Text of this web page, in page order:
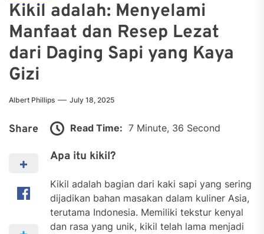
Kikil adalah: Menyelami
Manfaat dan Resep Lezat
dari Daging Sapi yang Kaya
Gizi
Albert Phillips July 18, 2025
Share Read Time: 7 Minute, 36 Second
Apa itu kikil?
Kikil adalah bagian dari kaki sapi yang sering
dijadikan bahan masakan dalam kuliner Asia,
terutama Indonesia. Memiliki tekstur kenyal
dan rasa yang unik, kikil telah lama menjadi